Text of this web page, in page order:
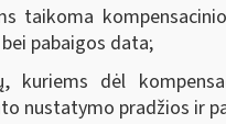
taikoma
pabaigos data;
kuriems dėl
nustatymo pradžios ir